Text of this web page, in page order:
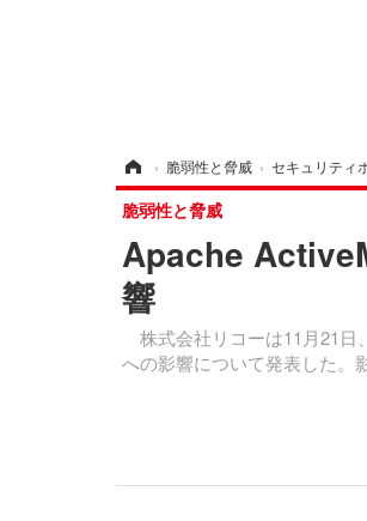
› 脆弱性と脅威 › セキュリティ
Apache
響
株式会社リコーは11月21日
への影響について発表した。
脆弱性と脅威